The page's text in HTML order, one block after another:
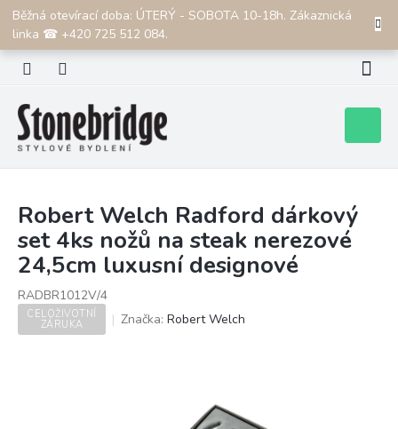
Přejít
obsah
Běžná otevírací doba: ÚTERÝ - SOBOTA 10-18h. Zákaznická
linka ☎ +420 725 512 084.
CZK
košík
Robert Welch Radford dárkový
set 4ks nožů na steak nerezové
24,5cm luxusní designové
RADBR1012V/4
CELOŽIVOTNÍ
ZÁRUKA
Značka: Robert Welch